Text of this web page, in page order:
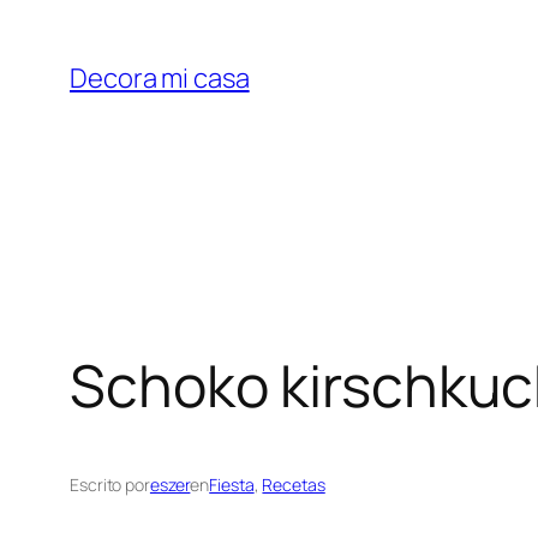
contenido
Decora mi casa
Schoko
Escrito poreszerenFiesta, Recetas